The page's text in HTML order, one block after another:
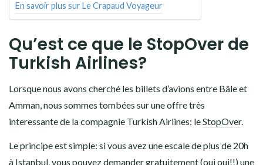
En savoir plus sur Le Crapaud Voyageur
Qu’est ce que le StopOver de
Turkish Airlines?
Lorsque nous avons cherché les billets d’avions entre Bâle et
Amman, nous sommes tombées sur une offre très
interessante de la compagnie Turkish Airlines: leStopOver.
Le principe est simple: si vous avez une escale de plus de 20h
à Istanbul, vous pouvez demander gratuitement (oui oui!!) une